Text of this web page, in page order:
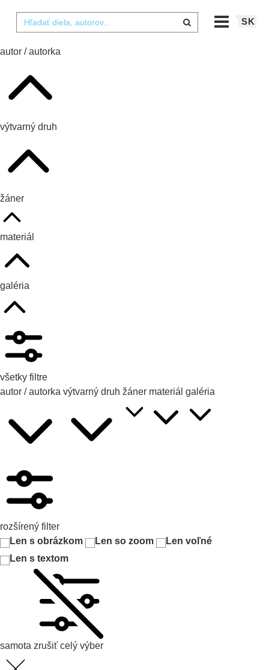
SK
autor / autorka
výtvarný druh
žáner
materiál
galéria
všetky filtre
autor / autorka výtvarný druh žáner materiál galéria
rozšírený filter
Len s obrázkom
Len so zoom
Len voľné
Len s textom
samota zrušiť celý výber